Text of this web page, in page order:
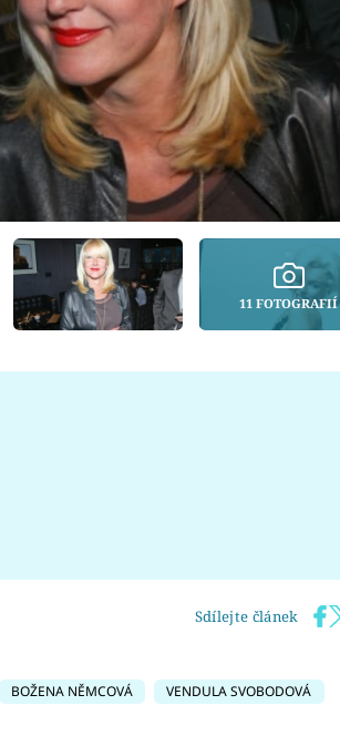
11 FOTOGRAFIÍ
Sdílejte článek
BOŽENA NĚMCOVÁ
VENDULA SVOBODOVÁ